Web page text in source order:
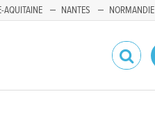
AQUITAINE NANTES NORMANDIE